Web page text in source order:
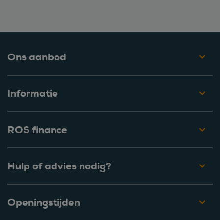
Ons aanbod
Informatie
ROS finance
Hulp of advies nodig?
Openingstijden